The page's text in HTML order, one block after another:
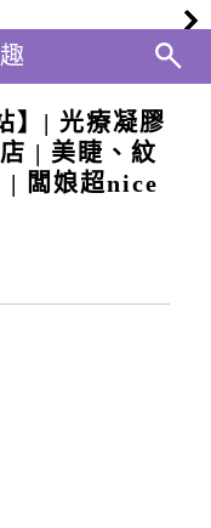
】| 光療凝膠
| 美睫、紋
| 闆娘超nice